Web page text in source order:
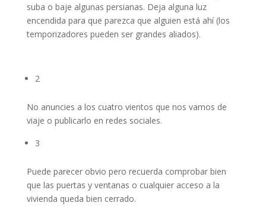
suba o baje algunas persianas. Deja alguna luz
encendida para que parezca que alguien está ahí (los
temporizadores pueden ser grandes aliados).
2
No anuncies a los cuatro vientos que nos vamos de
viaje o publicarlo en redes sociales.
3
Puede parecer obvio pero recuerda comprobar bien
que las puertas y ventanas o cualquier acceso a la
vivienda queda bien cerrado.